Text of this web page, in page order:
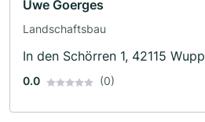
Uwe Goerges
Landschaftsbau
In den Schörren 1, 42115
0.0 (0)